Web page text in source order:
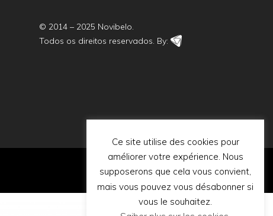
© 2014 – 2025 Novibelo.
Todos os direitos reservados. By:
Ce site utilise des cookies pour
améliorer votre expérience. Nous
supposerons que cela vous convient,
mais vous pouvez vous désabonner si
vous le souhaitez.